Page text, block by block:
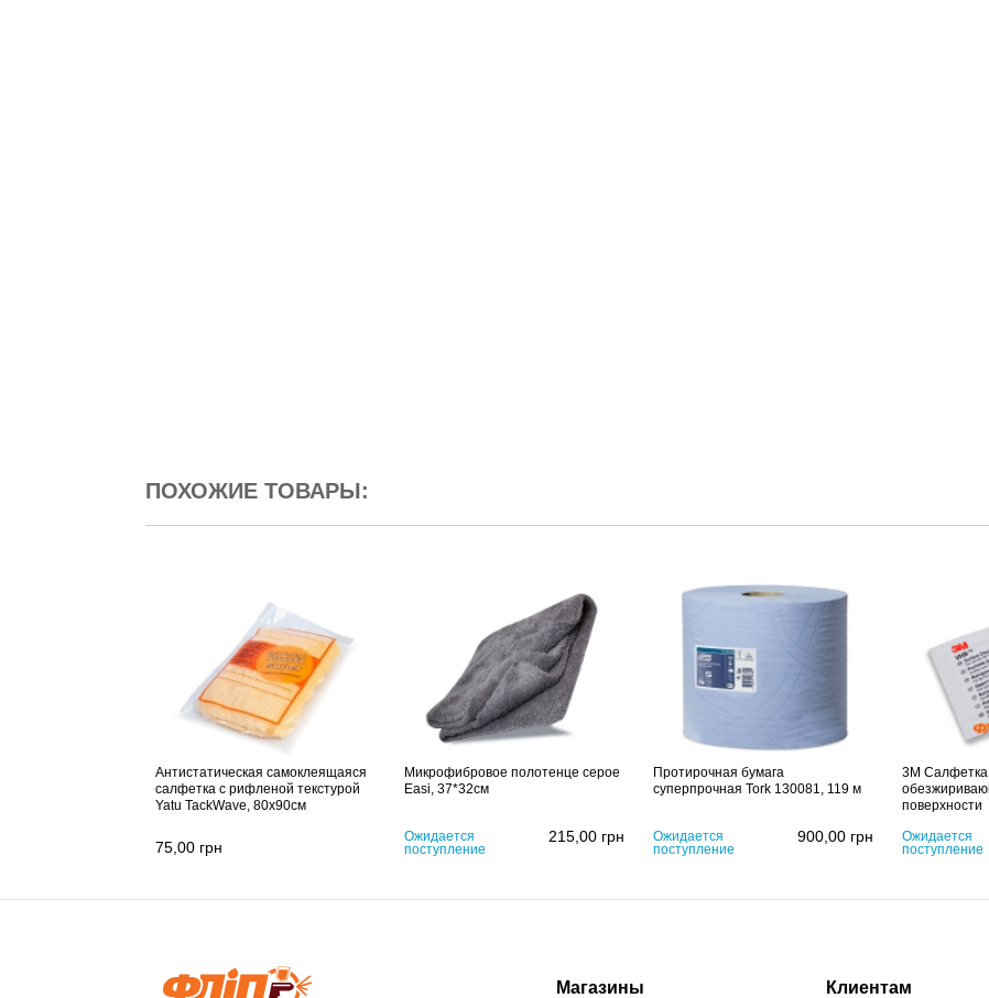
ПОХОЖИЕ ТОВАРЫ:
Антистатическая самоклеящаяся
салфетка с рифленой текстурой
Yatu TackWave, 80x90см
75,00 грн
Микрофибровое полотенце серое
Easi, 37*32см
Ожидается
поступление
215,00 грн
Протирочная бумага
суперпрочная Tork 130081, 119 м
Ожидается
поступление
900,00 грн
3M
поверхности
Ожидается
поступление
Магазины Клиентам